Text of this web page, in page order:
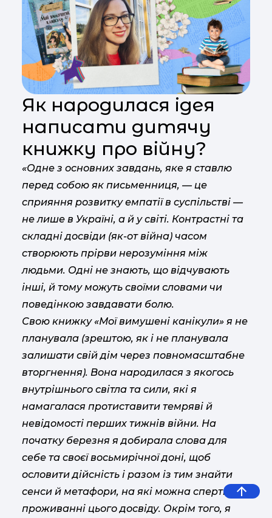
Як народилася ідея
написати дитячу
книжку про війну?
«Одне з основних завдань, яке я ставлю
перед собою як письменниця, — це
сприяння розвитку емпатії в суспільстві —
не лише в Україні, а й у світі. Контрастні та
складні досвіди (як-от війна) часом
створюють прірви нерозуміння між
людьми. Одні не знають, що відчувають
інші, й тому можуть своїми словами чи
поведінкою завдавати болю.
Свою книжку «Мої вимушені канікули» я не
планувала (зрештою, як і не планувала
залишати свій дім через повномасштабне
вторгнення). Вона народилася з якогось
внутрішнього світла та сили, які я
намагалася протиставити темряві й
невідомості перших тижнів війни. На
початку березня я добирала слова для
себе та своєї восьмирічної доні, щоб
ословити дійсність і разом із тим знайти
сенси й метафори, на які можна спертися у
проживанні цього досвіду. Окрім того, я